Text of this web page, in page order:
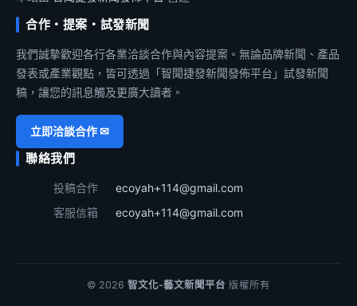
合作・提案・試發新聞
我們誠摯歡迎各行各業洽談合作與內容提案。無論品牌新聞、產品
發表或產業觀點，皆可透過「智聞捷發新聞發佈平台」試發新聞
稿，讓您的訊息觸及更廣大讀者。
立即洽談合作 ✉
聯絡我們
投稿合作
ecoyah+114@gmail.com
客服信箱
ecoyah+114@gmail.com
© 2026 智文化-藝文新聞平台 版權所有